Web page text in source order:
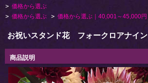
> 価格から選ぶ
> 価格から選ぶ > 価格から選ぶ｜40,001～45,000円
お祝いスタンド花 フォークロアナイン
商品説明